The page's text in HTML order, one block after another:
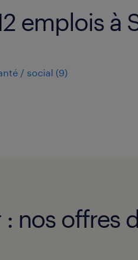
emplois à
/ social (9)
nos offres